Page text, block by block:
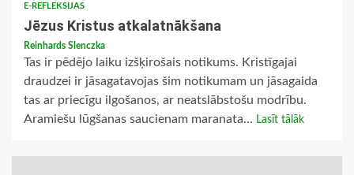
E-REFLEKSIJAS
Jēzus Kristus atkalatnākšana
Reinhards Slenczka
Tas ir pēdējo laiku izšķirošais notikums. Kristīgajai
draudzei ir jāsagatavojas šim notikumam un jāsagaida
tas ar priecīgu ilgošanos, ar neatslābstošu modrību.
Aramiešu lūgšanas saucienam maranata... Lasīt tālāk